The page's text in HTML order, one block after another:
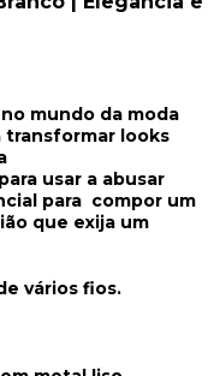
mundo da moda
transformar looks
usar a abusar
para compor um
que exija um
vários fios.